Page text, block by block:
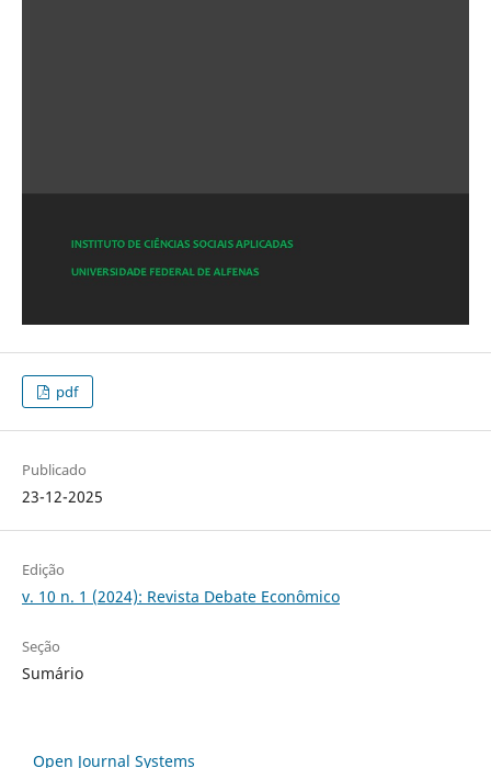
pdf
Publicado
23-12-2025
Edição
v. 10 n. 1 (2024): Revista Debate Econômico
Seção
Sumário
Open Journal Systems